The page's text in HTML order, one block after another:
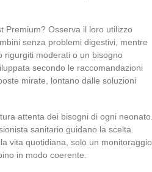
Premium? Osserva il loro utilizzo
senza problemi digestivi, mentre
rigurgiti moderati o un bisogno
secondo le raccomandazioni
mirate, lontano dalle soluzioni
attenta dei bisogni di ogni neonato.
sanitario guidano la scelta.
vita quotidiana, solo un monitoraggio
in modo coerente.